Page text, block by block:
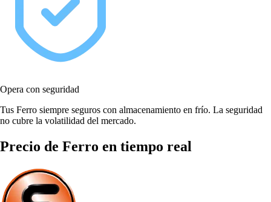
Opera con seguridad
Tus Ferro siempre seguros con almacenamiento en frío. La seguridad
no cubre la volatilidad del mercado.
Precio de Ferro en tiempo real